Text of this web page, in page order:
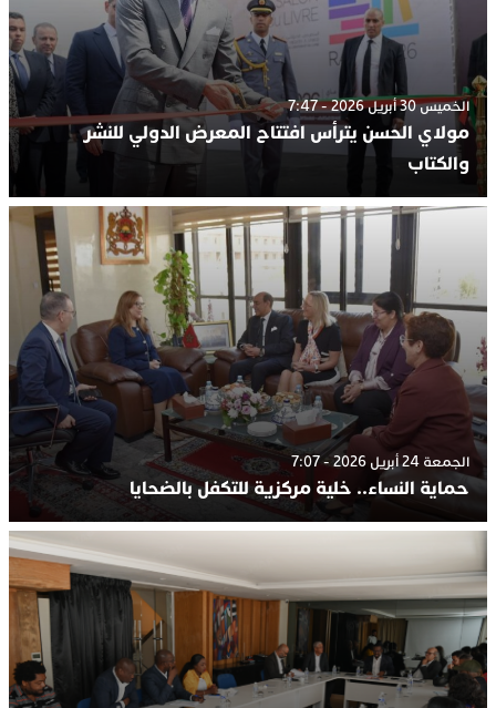
الخميس 30 أبريل 2026 - 7:47
مولاي الحسن يترأس افتتاح المعرض الدولي للنشر
والكتاب
الجمعة 24 أبريل 2026 - 7:07
حماية النساء.. خلية مركزية للتكفل بالضحايا